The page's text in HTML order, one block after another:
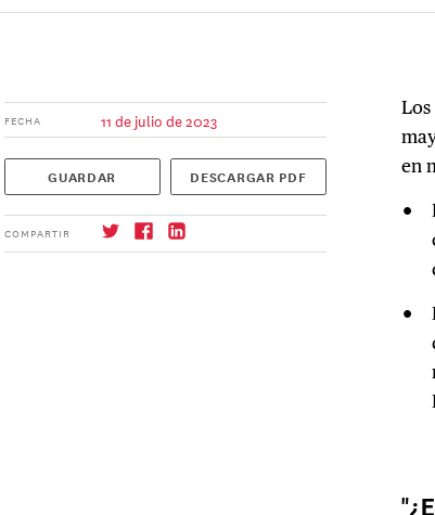
FECHA 11 de julio de 2023
GUARDAR DESCARGAR PDF
COMPARTIR
en